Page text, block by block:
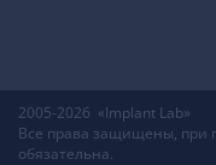
2005-2026 «Implant Lab»
Все права защищены, при
обязательна.